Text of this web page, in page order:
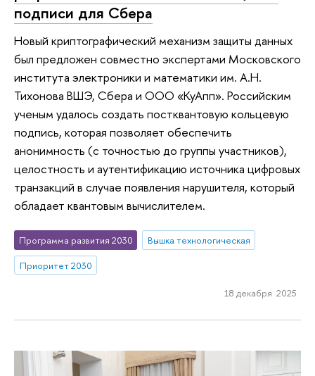
подписи для Сбера
Новый криптографический механизм защиты данных
был предложен совместно экспертами Московского
института электроники и математики им. А.Н.
Тихонова ВШЭ, Сбера и ООО «КуАпп». Российским
ученым удалось создать постквантовую кольцевую
подпись, которая позволяет обеспечить
анонимность (с точностью до группы участников),
целостность и аутентификацию источника цифровых
транзакций в случае появления нарушителя, который
обладает квантовым вычислителем.
Программа развития 2030
Вышка технологическая
Приоритет 2030
18 декабря 2025